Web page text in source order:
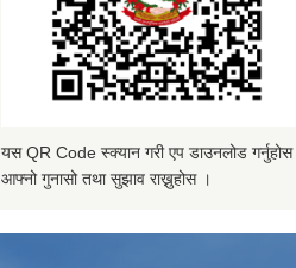
यस QR Code स्क्यान गरी एप डाउनलोड गर्नुहोस
आफ्नो गुनासो तथा सुझाव राख्नुहोस ।